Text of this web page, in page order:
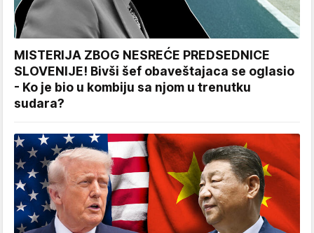
MISTERIJA ZBOG NESREĆE PREDSEDNICE
SLOVENIJE! Bivši šef obaveštajaca se oglasio
- Ko je bio u kombiju sa njom u trenutku
sudara?